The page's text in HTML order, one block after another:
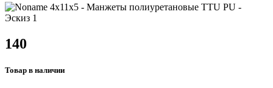
140
Товар в наличии